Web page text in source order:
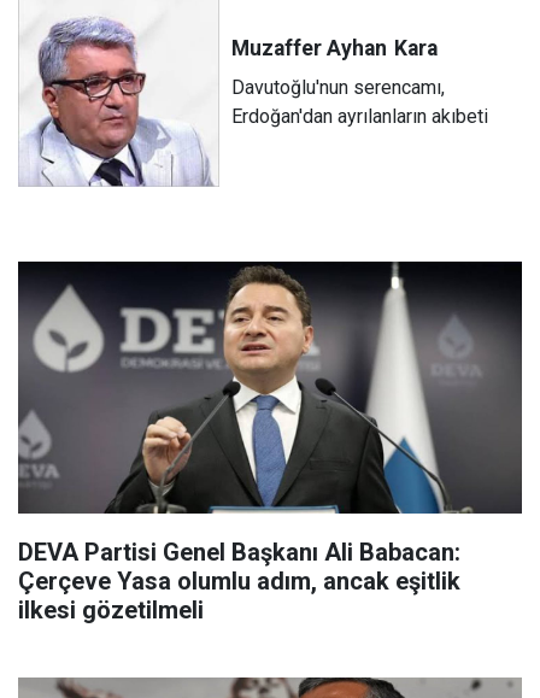
Muzaffer Ayhan Kara
Davutoğlu'nun serencamı,
Erdoğan'dan ayrılanların akıbeti
DEVA Partisi Genel Başkanı Ali Babacan:
Çerçeve Yasa olumlu adım, ancak eşitlik
ilkesi gözetilmeli